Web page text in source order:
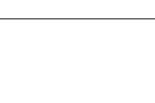
、互动式的学习模式以及个性化的学习规划